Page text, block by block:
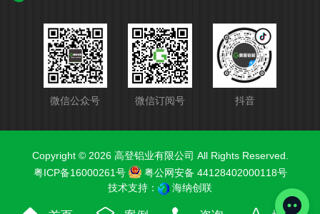
微信公众号 微信订阅号 抖音
Copyright © 2026 高登铝业有限公司 All Rights Reserved.
粤ICP备16000261号
粤公网安备 44128402000118号
技术支持：
海纳创联